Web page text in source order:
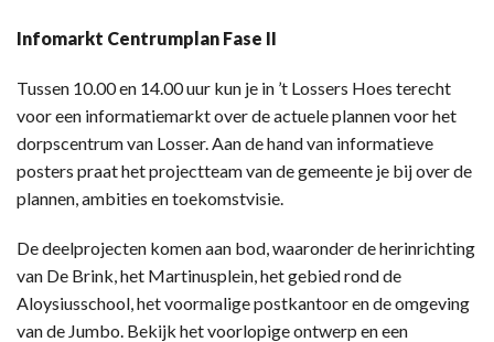
Infomarkt Centrumplan Fase II
Tussen 10.00 en 14.00 uur kun je in ’t Lossers Hoes terecht
voor een informatiemarkt over de actuele plannen voor het
dorpscentrum van Losser. Aan de hand van informatieve
posters praat het projectteam van de gemeente je bij over de
plannen, ambities en toekomstvisie.
De deelprojecten komen aan bod, waaronder de herinrichting
van De Brink, het Martinusplein, het gebied rond de
Aloysiusschool, het voormalige postkantoor en de omgeving
van de Jumbo. Bekijk het voorlopige ontwerp en een